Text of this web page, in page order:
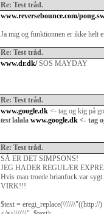
Re: Test tråd.
www.reversebounce.com/
Ja mig og funktionnen er ikke helt
Re: Test tråd.
www.dr.dk/SOS MAYDAY
Re: Test tråd.
www.google.dk <- tag og kig på
testlalala www.google.dk <- tag
Re: Test tråd.
SÅ ER DET SIMPSONS!
JEG HADER REGULÆR
Hvis man troede brianfuck var
VIRK!!!
$text =